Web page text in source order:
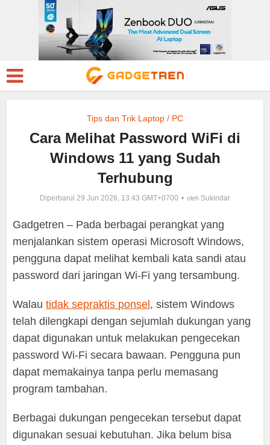
Tips dan Trik Laptop / PC
Cara Melihat Password WiFi di
Windows 11 yang Sudah
Terhubung
Diperbarui 29 Jun 2026, 13:43 GMT+0700 oleh Sukindar
Gadgetren – Pada berbagai perangkat yang
menjalankan sistem operasi Microsoft Windows,
pengguna dapat melihat kembali kata sandi atau
password dari jaringan Wi-Fi yang tersambung.
Walautidak sepraktis ponsel , sistem Windows
telah dilengkapi dengan sejumlah dukungan yang
dapat digunakan untuk melakukan pengecekan
password Wi-Fi secara bawaan. Pengguna pun
dapat memakainya tanpa perlu memasang
program tambahan.
Berbagai dukungan pengecekan tersebut dapat
digunakan sesuai kebutuhan. Jika belum bisa